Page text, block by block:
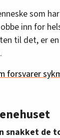
som
inn for
til det, er
forsvarer
snakket de